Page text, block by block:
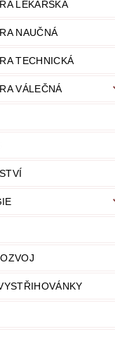
LÉKAŘSKÁ
NAUČNÁ
TECHNICKÁ
VÁLEČNÁ